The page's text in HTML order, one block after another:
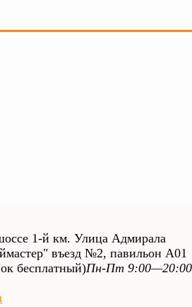
1-й км. Улица Адмирала
въезд №2, павильон А01
бесплатный)Пн-Пт